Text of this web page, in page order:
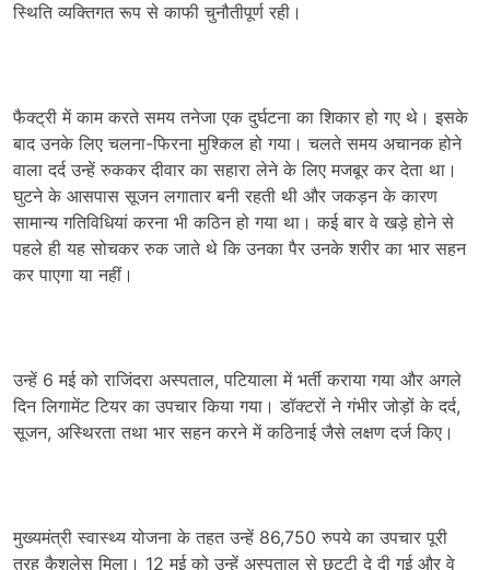
स्थिति व्यक्तिगत रूप से काफी चुनौतीपूर्ण रही।
फैक्ट्री में काम करते समय तनेजा एक दुर्घटना का शिकार हो गए थे। इसके
बाद उनके लिए चलना-फिरना मुश्किल हो गया। चलते समय अचानक होने
वाला दर्द उन्हें रुककर दीवार का सहारा लेने के लिए मजबूर कर देता था।
घुटने के आसपास सूजन लगातार बनी रहती थी और जकड़न के कारण
सामान्य गतिविधियां करना भी कठिन हो गया था। कई बार वे खड़े होने से
पहले ही यह सोचकर रुक जाते थे कि उनका पैर उनके शरीर का भार सहन
कर पाएगा या नहीं।
उन्हें 6 मई को राजिंदरा अस्पताल, पटियाला में भर्ती कराया गया और अगले
दिन लिगामेंट टियर का उपचार किया गया। डॉक्टरों ने गंभीर जोड़ों के दर्द,
सूजन, अस्थिरता तथा भार सहन करने में कठिनाई जैसे लक्षण दर्ज किए।
मुख्यमंत्री स्वास्थ्य योजना के तहत उन्हें 86,750 रुपये का उपचार पूरी
तरह कैशलेस मिला। 12 मई को उन्हें अस्पताल से छुट्टी दे दी गई और वे